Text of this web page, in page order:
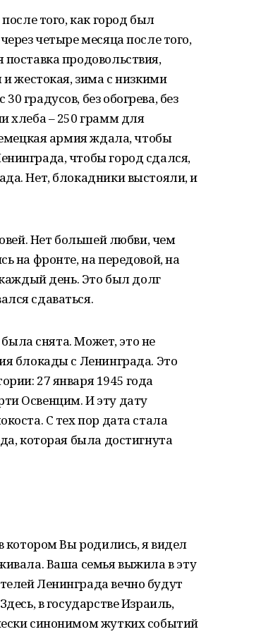
того, как город был
четыре месяца после того,
продовольствия,
жестокая, зима с низкими
градусов, без обогрева, без
хлеба – 250 грамм для
армия ждала, чтобы
чтобы город сдался,
Нет, блокадники выстояли, и
Нет большей любви, чем
на фронте, на передовой, на
день. Это был долг
сдаваться.
была снята. Может, это не
блокады с Ленинграда. Это
27 января 1945 года
Освенцим. И эту дату
С тех пор дата стала
которая была достигнута
котором Вы родились, я видел
Ваша семья выжила в эту
Ленинграда вечно будут
в государстве Израиль,
синонимом жутких событий